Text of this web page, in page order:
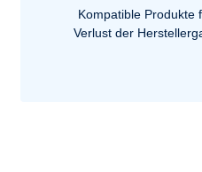
Kompatible Produkte
Verlust der